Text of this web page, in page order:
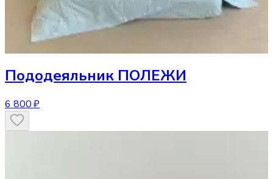
Пододеяльник ПОЛЕЖИ
6 800 ₽